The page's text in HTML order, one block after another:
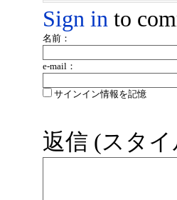
Sign in to
名前：
e-mail：
サインイン情報を記憶
返信 (スタ